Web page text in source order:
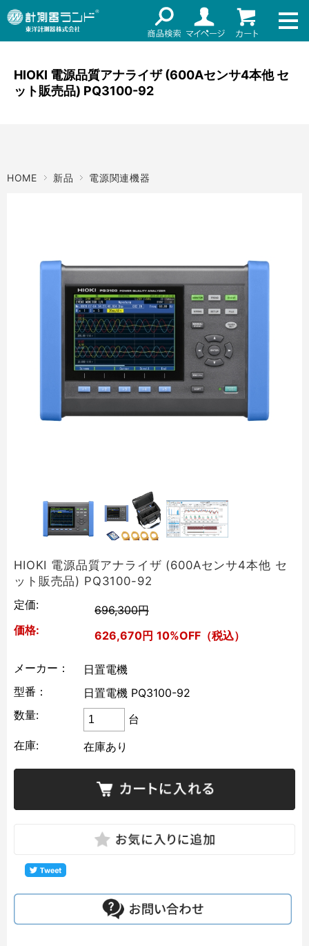
ネット通販（リセール）
ご利用ガイド
メーカーショップ
店舗情報
メーカー名
価格帯
HIOKI 電源品質アナライザ (600Aセンサ4本他 セ
ット販売品) PQ3100-92
HOME 新品 電源関連機器
HIOKI 電源品質アナライザ (600Aセンサ4本他 セ
ット販売品) PQ3100-92
定価:
696,300円
価格:
626,670円 10%OFF（税込）
メーカー：
日置電機
型番：
日置電機 PQ3100-92
数量:
台
在庫:
在庫あり